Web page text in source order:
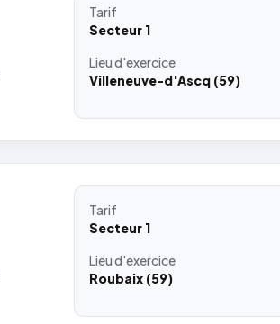
Tarif
Secteur 1
Lieud'exercice
Villeneuve-d'Ascq (59)
Tarif
Secteur 1
Lieud'exercice
Roubaix (59)